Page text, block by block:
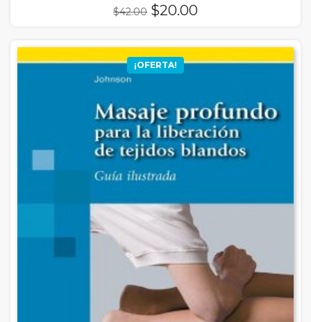
$42.00 El
original
era:
$42.00.
$20.00
actual
es:
¡OFERTA!